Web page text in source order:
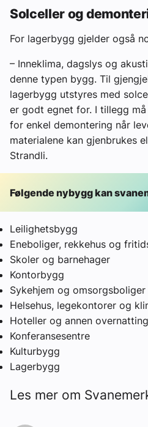
Solceller og
For lagerbygg gjelder også
– Inneklima, dagslys og
denne typen bygg. Til
lagerbygg utstyres med
er godt egnet for. I tillegg
for enkel demontering når
materialene kan gjenbrukes
Strandli.
Følgende nybygg kan
Leilighetsbygg
Eneboliger, rekkehus og
Skoler og barnehager
Kontorbygg
Sykehjem og omsorgsboliger
Helsehus, legekontorer og
Hoteller og annen overnatting
Konferansesentre
Kulturbygg
Lagerbygg
Les mer om